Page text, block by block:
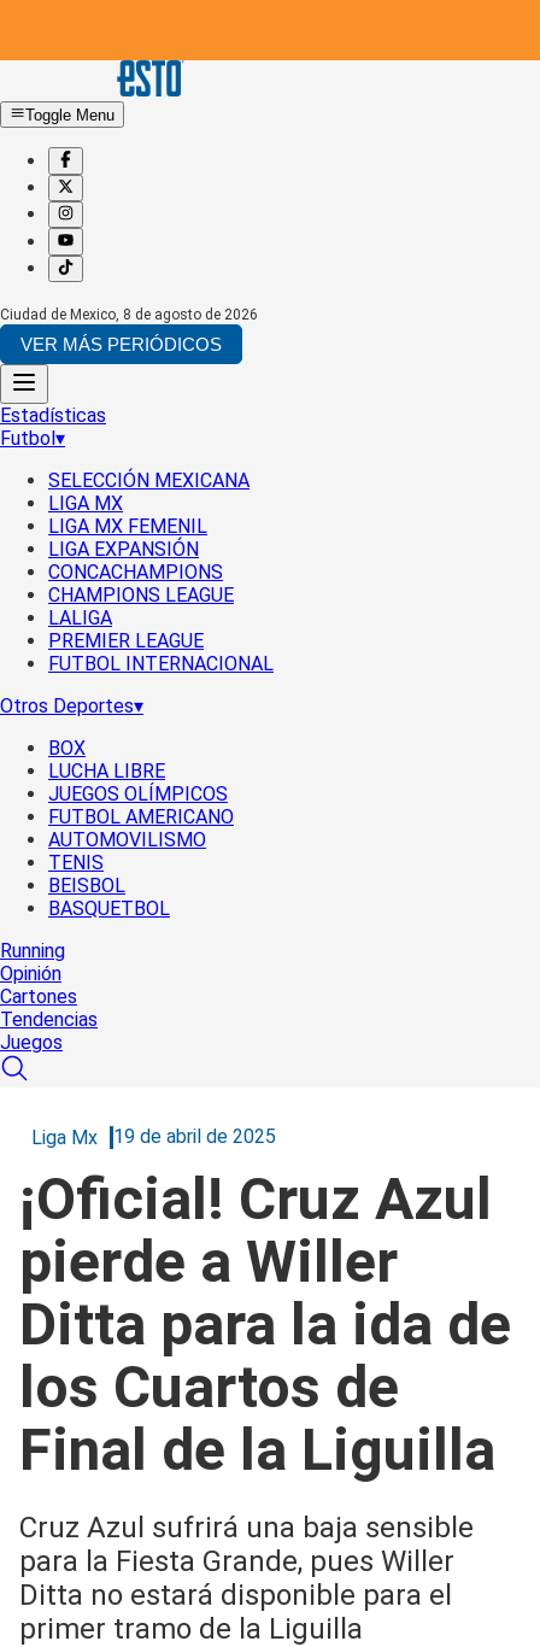
Toggle Menu
Ciudad de Mexico, 8 de agosto de 2026
VER MÁS PERIÓDICOS
Estadísticas
Futbol▾
SELECCIÓN MEXICANA
LIGA MX
LIGA MX FEMENIL
LIGA EXPANSIÓN
CONCACHAMPIONS
CHAMPIONS LEAGUE
LALIGA
PREMIER LEAGUE
FUTBOL INTERNACIONAL
Otros Deportes▾
BOX
LUCHA LIBRE
JUEGOS OLÍMPICOS
FUTBOL AMERICANO
AUTOMOVILISMO
TENIS
BEISBOL
BASQUETBOL
Running
Opinión
Cartones
Tendencias
Juegos
Liga Mx 19 de abril de 2025
¡Oficial! Cruz Azul
pierde a Willer
Ditta para la ida de
los Cuartos de
Final de la Liguilla
Cruz Azul sufrirá una baja sensible
para la Fiesta Grande, pues Willer
Ditta no estará disponible para el
primer tramo de la Liguilla